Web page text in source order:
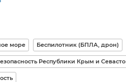
море Беспилотник (БПЛА, дрон)
Республики Крым и